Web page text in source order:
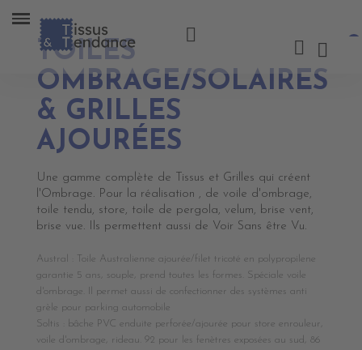
TOILES
OMBRAGE/SOLAIRES
& GRILLES
AJOURÉES
Une gamme complète de Tissus et Grilles qui créent
l'Ombrage. Pour la réalisation , de voile d'ombrage,
toile tendu, store, toile de pergola, velum, brise vent,
brise vue. Ils permettent aussi de Voir Sans être Vu.
Austral : Toile Australienne ajourée/filet tricoté en polypropilene
garantie 5 ans, souple, prend toutes les formes. Spéciale voile
d'ombrage. Il permet aussi de confectionner des systèmes anti
grèle pour parking automobile
Soltis : bâche PVC enduite perforée/ajourée pour store enrouleur,
voile d'ombrage, rideau. 92 pour les fenètres exposées au sud, 86